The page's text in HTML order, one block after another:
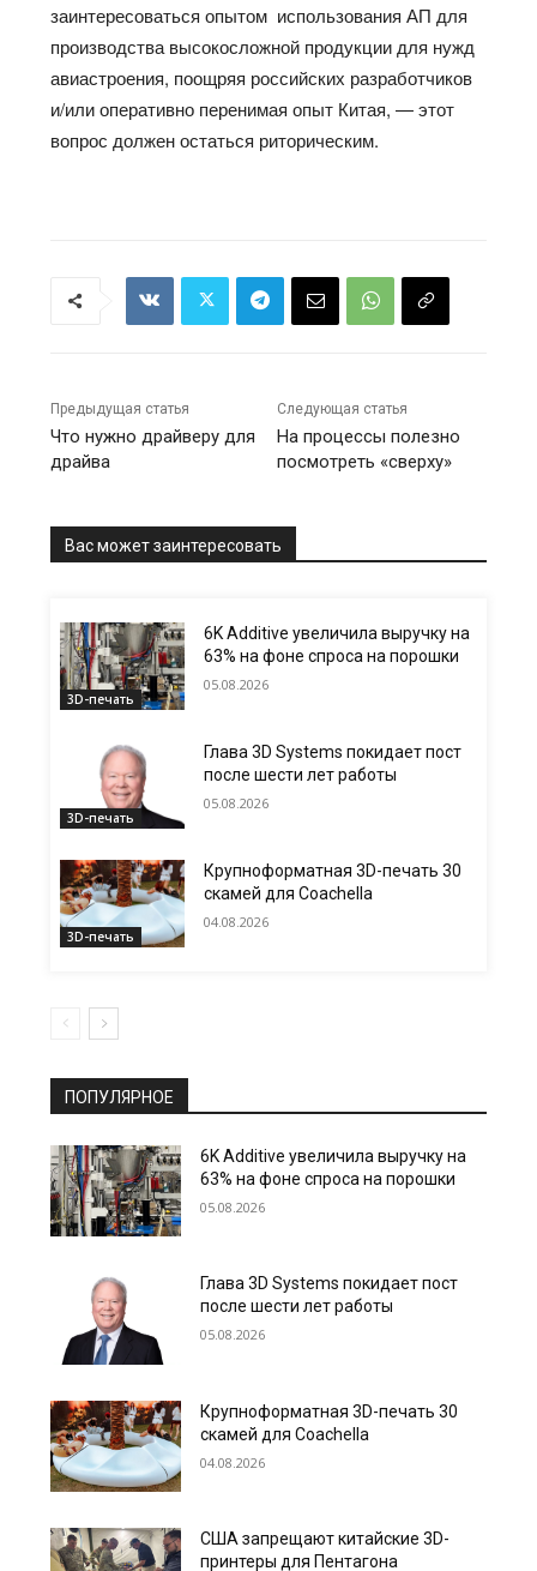
заинтересоваться опытом использования АП для
производства высокосложной продукции для нужд
авиастроения, поощряя российских разработчиков
и/или оперативно перенимая опыт Китая, — этот
вопрос должен остаться риторическим.
Предыдущая статья
Что нужно драйверу для
драйва
Следующая статья
На процессы полезно
посмотреть «сверху»
Вас может заинтересовать
3D-печать
6K Additive увеличила выручку на
63% на фоне спроса на порошки
05.08.2026
3D-печать
Глава 3D Systems покидает пост
после шести лет работы
05.08.2026
3D-печать
Крупноформатная 3D-печать 30
скамей для Coachella
04.08.2026
ПОПУЛЯРНОЕ
6K Additive увеличила выручку на
63% на фоне спроса на порошки
05.08.2026
Глава 3D Systems покидает пост
после шести лет работы
05.08.2026
Крупноформатная 3D-печать 30
скамей для Coachella
04.08.2026
США запрещают китайские 3D-
принтеры для Пентагона